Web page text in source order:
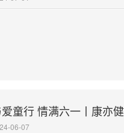
童行 情满六一丨康亦
06-07